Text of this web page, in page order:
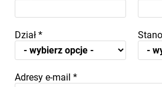
Dział *
Adresy e-mail *